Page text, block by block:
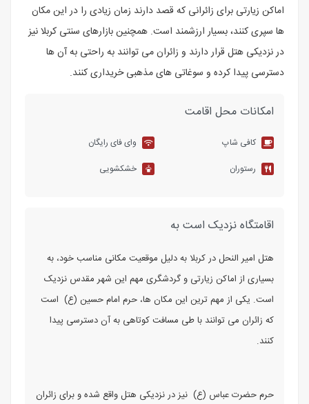
اماکن زیارتی برای زائرانی که قصد دارند زمان زیادی را در این مکان‌
ها سپری کنند، بسیار ارزشمند است. همچنین بازارهای سنتی کربلا نیز
در نزدیکی هتل قرار دارند و زائران می ‌توانند به راحتی به آن‌ ها
دسترسی پیدا کرده و سوغاتی‌ های مذهبی خریداری کنند.
امکانات محل اقامت
کافی شاپ
وای فای رایگان
رستوران
خشکشویی
اقامتگاه نزدیک است به
هتل امیر النحل در کربلا به دلیل موقعیت مکانی مناسب خود، به
بسیاری از اماکن زیارتی و گردشگری مهم این شهر مقدس نزدیک
است. یکی از مهم ‌ترین این مکان‌ ها، حرم امام حسین (ع) است
که زائران می ‌توانند با طی مسافت کوتاهی به آن دسترسی پیدا
کنند.
حرم حضرت عباس (ع) نیز در نزدیکی هتل واقع شده و برای زائران